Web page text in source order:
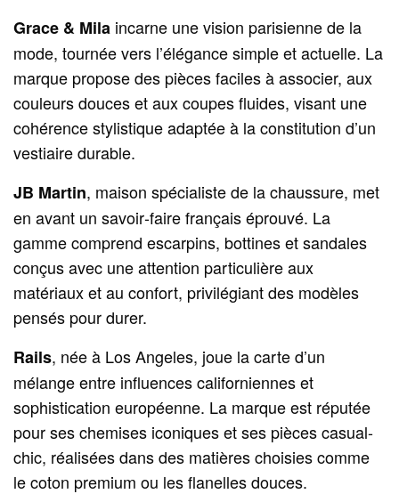
Grace & Mila incarne une vision parisienne de la
mode, tournée vers l’élégance simple et actuelle. La
marque propose des pièces faciles à associer, aux
couleurs douces et aux coupes fluides, visant une
cohérence stylistique adaptée à la constitution d’un
vestiaire durable.
JB Martin, maison spécialiste de la chaussure, met
en avant un savoir‑faire français éprouvé. La
gamme comprend escarpins, bottines et sandales
conçus avec une attention particulière aux
matériaux et au confort, privilégiant des modèles
pensés pour durer.
Rails, née à Los Angeles, joue la carte d’un
mélange entre influences californiennes et
sophistication européenne. La marque est réputée
pour ses chemises iconiques et ses pièces casual-
chic, réalisées dans des matières choisies comme
le coton premium ou les flanelles douces.